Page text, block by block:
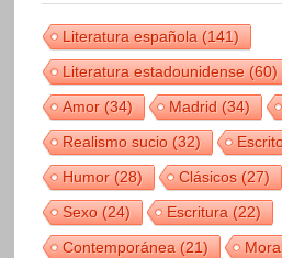
Literatura española(141)
Literatura estadounidense(60)
Amor(34) Madrid(34)
Realismo sucio(32)
Humor(28) Clásicos(27)
Sexo(24) Escritura(22)
Contemporánea(21)